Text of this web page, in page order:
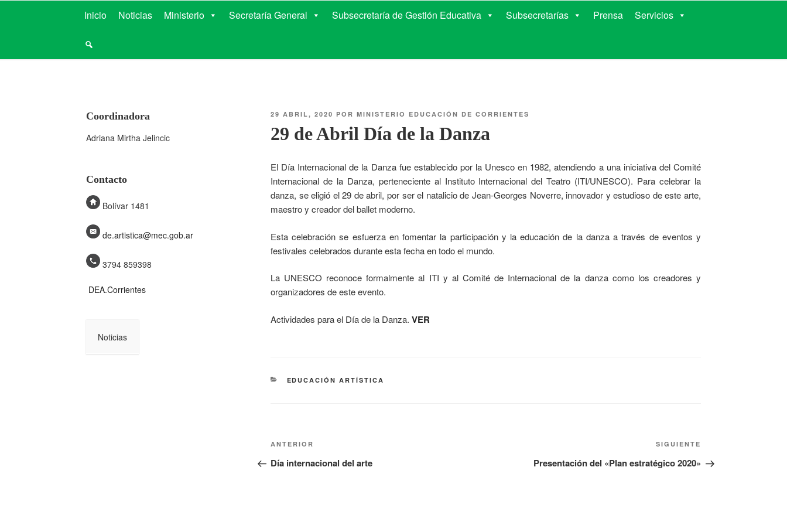
MINISTERIO DE EDUCACIÓN DE CORRIENTES
Inicio Noticias Ministerio Secretaría General Subsecretaría de Gestión Educativa Subsecretarías Prensa Servicios
29 ABRIL, 2020 POR MINISTERIO EDUCACIÓN DE CORRIENTES
29 de Abril Día de la Danza
El Día Internacional de la Danza fue establecido por la Unesco en 1982, atendiendo a una iniciativa del Comité
Internacional de la Danza, perteneciente al Instituto Internacional del Teatro (ITI/UNESCO). Para celebrar la
danza, se eligió el 29 de abril, por ser el natalicio de Jean-Georges Noverre, innovador y estudioso de este arte,
maestro y creador del ballet moderno.
​Esta celebración se esfuerza en fomentar la participación y la educación de la danza a través de eventos y
festivales celebrados durante esta fecha en todo el mundo.
La UNESCO reconoce formalmente al ITI y al Comité de Internacional de la danza como los creadores y
organizadores de este evento.
Actividades para el Día de la Danza. VER
EDUCACIÓN ARTÍSTICA
ANTERIOR
Día internacional del arte
SIGUIENTE
Presentación del «Plan estratégico 2020»
Coordinadora
Adriana Mirtha Jelincic
Contacto
Bolívar 1481
de.artistica@mec.gob.ar
3794 859398
DEA.Corrientes
Noticias